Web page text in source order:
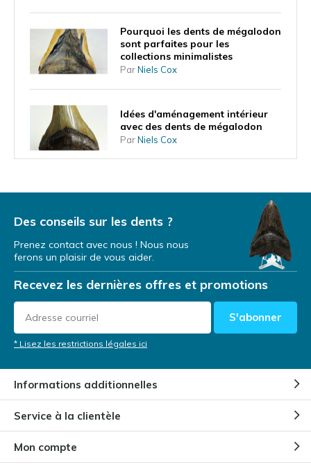
Pourquoi les dents de mégalodon
sont parfaites pour les
collections minimalistes
ParNiels Cox
Idées d'aménagement intérieur
avec des dents de mégalodon
ParNiels Cox
Par Niels Cox
Une dent de mégalodon comme
investissement
ParNIels Cox
Dents de mégalodon lors
ParNiels Cox
Des conseils sur les dents ?
Prenez contact avec nous ! Nous nous
ferons un plaisir de vous aider.
Recevez les dernières offres et promotions
S'abonner
* Lisez les restrictions légales ici
Informations additionnelles
Service à la clientèle
Mon compte